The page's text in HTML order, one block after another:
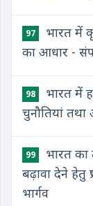
97
भारत में
का आधार -
98
भारत में
चुनौतियां तथा
99
भारत का
बढ़ावा देने हेतु
भार्गव